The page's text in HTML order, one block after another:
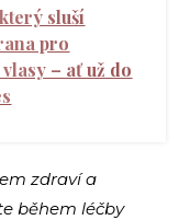
sluší
pro
–⁠ ať už do
zdraví a
během léčby